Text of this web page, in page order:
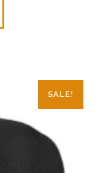
SALE!